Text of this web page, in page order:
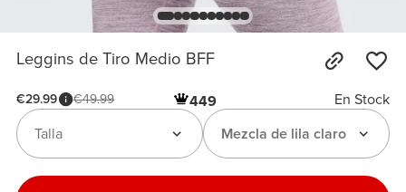
Leggins de Tiro Medio BFF
€29.99 €49.99 449
En Stock
Mezcla de lila claro
Talla